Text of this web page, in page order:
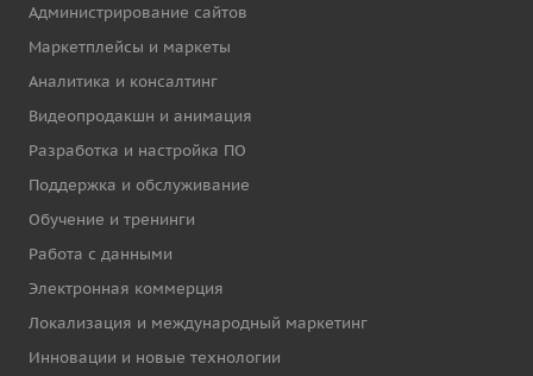
Администрирование сайтов
Маркетплейсы и маркеты
Аналитика и консалтинг
Видеопродакшн и анимация
Разработка и настройка ПО
Поддержка и обслуживание
Обучение и тренинги
Работа с данными
Электронная коммерция
Локализация и международный маркетинг
Инновации и новые технологии